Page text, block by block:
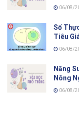
06/08/
Số
Tiêu
06/08/
Năng
Nông
06/08/